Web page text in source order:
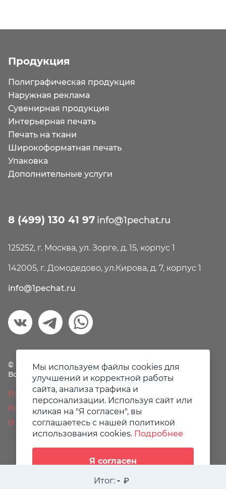
Итог: -
Продукция
Полиграфическая продукция
Наружная реклама
Сувенирная продукция
Интерьерная печать
Печать на ткани
Широкоформатная печать
Упаковка
Дополнительные услуги
8 (499) 130 41 97 info@1pechat.ru
125252, г. Москва, ул. Зорге, д. 15, корпус 1
142005, г. Домодедово, ул.Кирова, д. 7, корпус 1
info@1pechat.ru
© Первая печать, 2018-2026
Все права защищены.
Политика конфиденциальности
Пользовательское соглашение
О файлах Cookie
Мы используем файлы cookies для
улучшений и корректной работы
сайта, анализа трафика и
персонализации. Используя сайт или
кликая на "Я согласен", вы
соглашаетесь с нашей политикой
использования cookies. Подробнее
Я согласен